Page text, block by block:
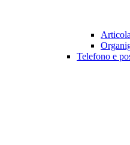
Telefono e